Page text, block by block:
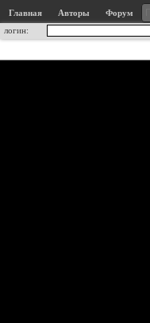
Главная Авторы
Форум
логин: